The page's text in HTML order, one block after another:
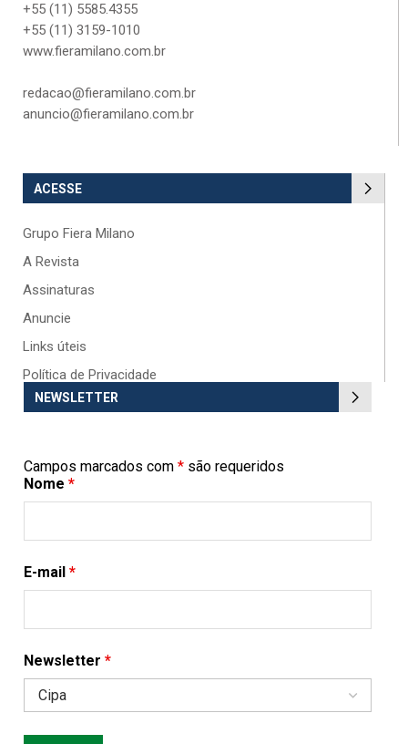
+55 (11) 5585.4355
+55 (11) 3159-1010
www.fieramilano.com.br
redacao@fieramilano.com.br
anuncio@fieramilano.com.br
ACESSE
Grupo Fiera Milano
A Revista
Assinaturas
Anuncie
Links úteis
Política de Privacidade
NEWSLETTER
Campos marcados com * são requeridos
Nome *
E-mail *
Newsletter *